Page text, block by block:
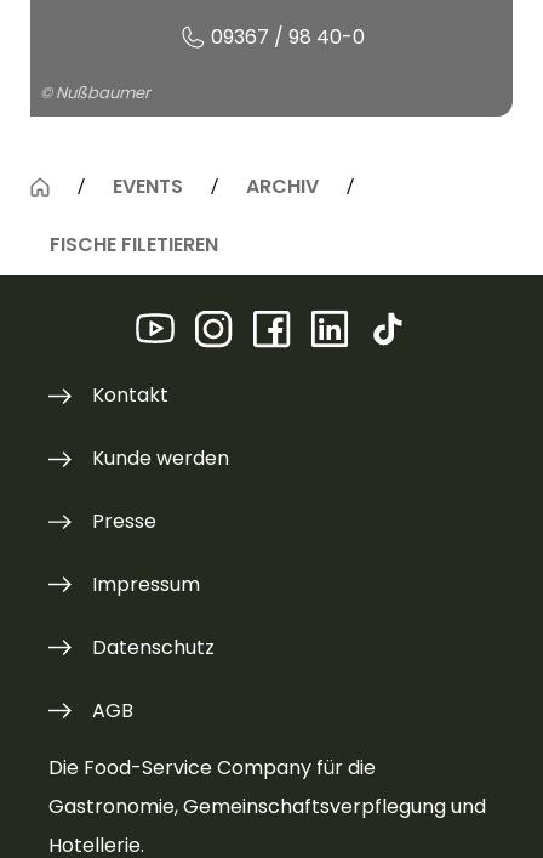
09367 / 98 40-0
© Nußbaumer
EVENTS ARCHIV
FISCHE FILETIEREN
Die Food-Service Company für die
Gastronomie, Gemeinschaftsverpflegung und
Hotellerie.
Kontakt
Kunde werden
Presse
Impressum
Datenschutz
AGB